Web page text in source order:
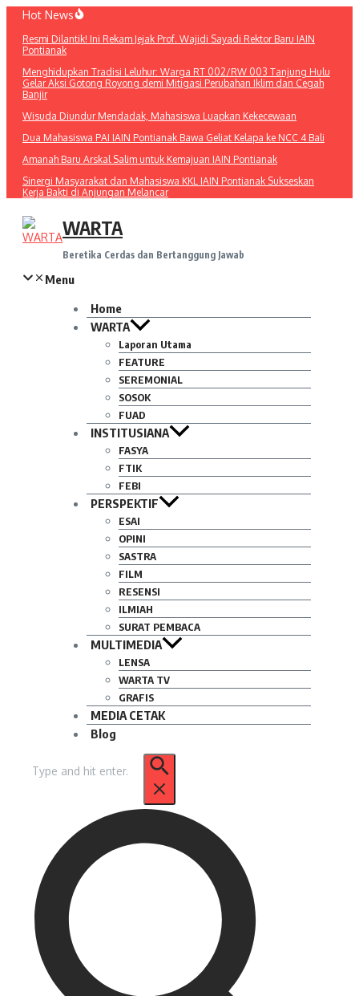
Lewati
konten
Hot News
Resmi Dilantik! Ini Rekam Jejak Prof. Wajidi Sayadi Rektor Baru IAIN
Pontianak
Menghidupkan Tradisi Leluhur: Warga RT 002/RW 003 Tanjung Hulu
Gelar Aksi Gotong Royong demi Mitigasi Perubahan Iklim dan Cegah
Banjir
Wisuda Diundur Mendadak, Mahasiswa Luapkan Kekecewaan
Dua Mahasiswa PAI IAIN Pontianak Bawa Geliat Kelapa ke NCC 4 Bali
Amanah Baru Arskal Salim untuk Kemajuan IAIN Pontianak
Sinergi Masyarakat dan Mahasiswa KKL IAIN Pontianak Sukseskan
Kerja Bakti di Anjungan Melancar
WARTA
Beretika Cerdas dan Bertanggung Jawab
Menu
Home
WARTA
Laporan Utama
FEATURE
SEREMONIAL
SOSOK
FUAD
INSTITUSIANA
FASYA
FTIK
FEBI
PERSPEKTIF
ESAI
OPINI
SASTRA
FILM
RESENSI
ILMIAH
SURAT PEMBACA
MULTIMEDIA
LENSA
WARTA TV
GRAFIS
MEDIA CETAK
Blog
untuk: